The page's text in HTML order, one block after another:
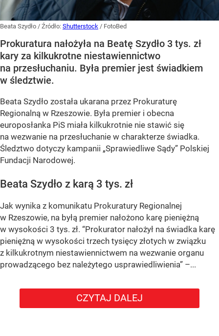
Beata Szydło / Źródło: Shutterstock / FotoBed
Prokuratura nałożyła na Beatę Szydło 3 tys. zł
kary za kilkukrotne niestawiennictwo
na przesłuchaniu. Była premier jest świadkiem
w śledztwie.
Beata Szydło została ukarana przez Prokuraturę
Regionalną w Rzeszowie. Była premier i obecna
europosłanka PiS miała kilkukrotnie nie stawić się
na wezwanie na przesłuchanie w charakterze świadka.
Śledztwo dotyczy kampanii „Sprawiedliwe Sądy” Polskiej
Fundacji Narodowej.
Beata Szydło z karą 3 tys. zł
Jak wynika z komunikatu Prokuratury Regionalnej
w Rzeszowie, na byłą premier nałożono karę pieniężną
w wysokości 3 tys. zł. “Prokurator nałożył na świadka karę
pieniężną w wysokości trzech tysięcy złotych w związku
z kilkukrotnym niestawiennictwem na wezwanie organu
prowadzącego bez należytego usprawiedliwienia” –...
CZYTAJ DALEJ